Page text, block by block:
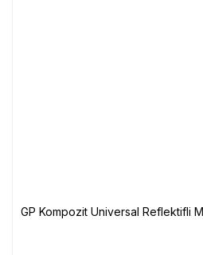
GP Kompozit Universal Reflektifli